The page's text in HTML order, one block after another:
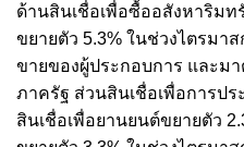
ด้านสินเชื่อเพื่อซื้ออสังหาริมท
ขยายตัว 5.3% ในช่วงไตรมา
ขายของผู้ประกอบการ และม
ภาครัฐ ส่วนสินเชื่อเพื่อการป
สินเชื่อเพื่อยานยนต์ขยายตัว